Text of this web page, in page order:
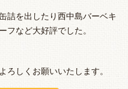
詰を出したり西中島バーベキ
フなど大好評でした。
ろしくお願いいたします。